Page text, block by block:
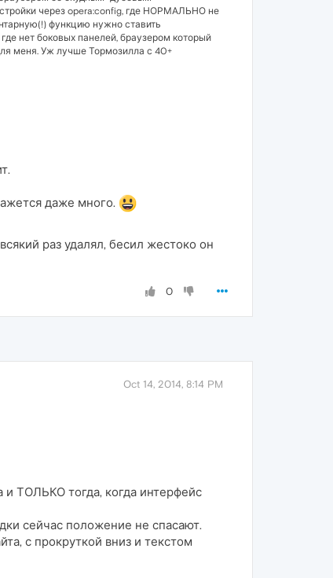
через opera:config, где НОРМАЛЬНО не
функцию нужно ставить
нет боковых панелей, браузером который
меня. Уж лучше Тормозилла с 40+
даже много.
раз удалял, бесил жестоко он
0
Oct 14, 2014, 8:14 PM
и ТОЛЬКО тогда, когда интерфейс
сейчас положение не спасают.
с прокруткой вниз и текстом